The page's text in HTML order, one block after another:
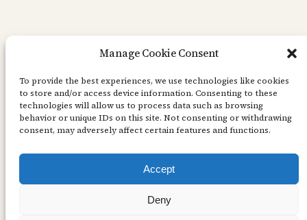
Manage Cookie Consent
To provide the best experiences, we use technologies like cookies
to store and/or access device information. Consenting to these
technologies will allow us to process data such as browsing
behavior or unique IDs on this site. Not consenting or withdrawing
consent, may adversely affect certain features and functions.
Accept
Deny
Tutorial – Stafflikort
Hej! Stafflikort är supersmidiga, effektfulla och
superlätta att göra därför blir det favorit i
repris denna vecka: ytterligare ett stafflikort,
nu med tutorial samt manligare inriktning… Ett